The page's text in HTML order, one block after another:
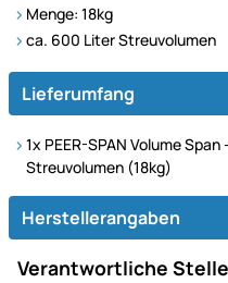
Menge: 18kg
ca. 600 Liter Streuvolumen
Lieferumfang
1x PEER-SPAN Volume
Streuvolumen (18kg)
Herstellerangaben
Verantwortliche Stelle